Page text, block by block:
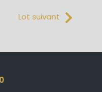
Lot suivant